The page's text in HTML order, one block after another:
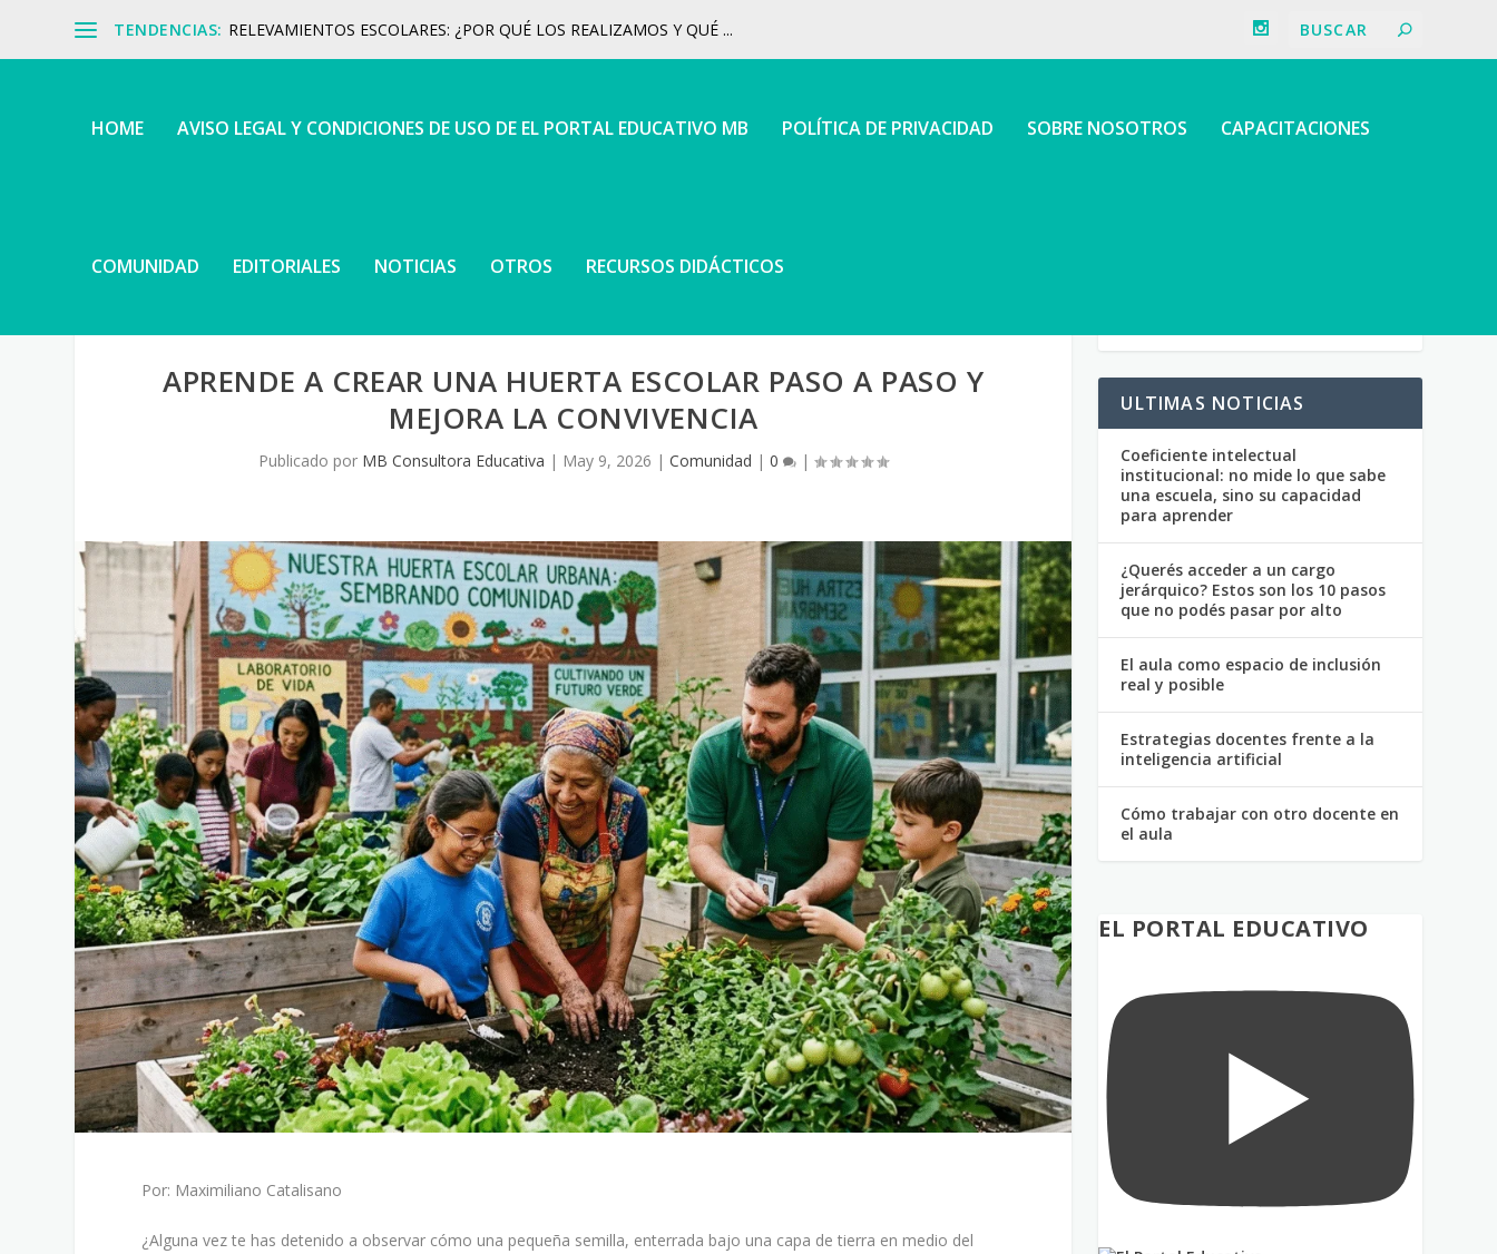
TENDENCIAS: RELEVAMIENTOS ESCOLARES: ¿POR QUÉ LOS REALIZAMOS Y QUÉ ...
HOME AVISO LEGAL Y CONDICIONES DE USO DE EL PORTAL EDUCATIVO MB POLÍTICA DE PRIVACIDAD SOBRE NOSOTROS CAPACITACIONES
COMUNIDAD EDITORIALES NOTICIAS OTROS RECURSOS DIDÁCTICOS
APRENDE A CREAR UNA HUERTA ESCOLAR PASO A PASO Y
MEJORA LA CONVIVENCIA
Publicado por MB Consultora Educativa | May 9, 2026 |Comunidad |0 |
Por: Maximiliano Catalisano
¿Alguna vez te has detenido a observar cómo una pequeña semilla, enterrada bajo una capa de tierra en medio del
ULTIMAS NOTICIAS
Coeficiente intelectual
institucional: no mide lo que sabe
una escuela, sino su capacidad
para aprender
¿Querés acceder a un cargo
jerárquico? Estos son los 10 pasos
que no podés pasar por alto
El aula como espacio de inclusión
real y posible
Estrategias docentes frente a la
inteligencia artificial
Cómo trabajar con otro docente en
el aula
EL PORTAL EDUCATIVO